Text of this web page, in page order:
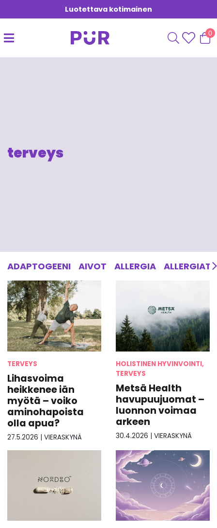
Luotettava kotimainen
0
terveys
ADAPTOGEENI AIVOT ALLERGIA ALLERGIAT
TERVEYS
Lihasvoima
heikkenee iän
myötä – voiko
aminohapoista
olla apua?
27.5.2026 | VIERASKYNÄ
HOLISTINEN HYVINVOINTI,
TERVEYS
Metsä Health
havupuujuomat –
luonnon voimaa
arkeen
30.4.2026 | VIERASKYNÄ